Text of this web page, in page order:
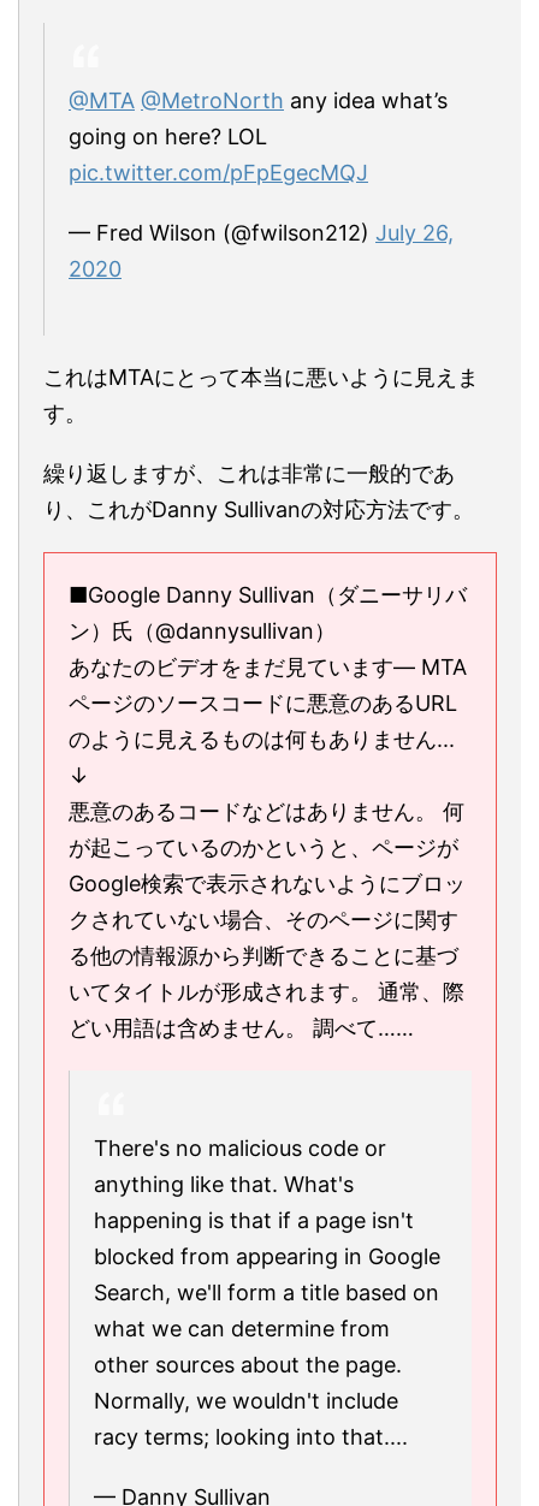
@MTA @MetroNorth any idea what’s
going on here? LOL
pic.twitter.com/pFpEgecMQJ
— Fred Wilson (@fwilson212) July 26,
2020
これはMTAにとって本当に悪いように見えま
す。
繰り返しますが、これは非常に一般的であ
り、これがDanny Sullivanの対応方法です。
■Google Danny Sullivan（ダニーサリバ
ン）氏（@dannysullivan）
あなたのビデオをまだ見ています— MTA
ページのソースコードに悪意のあるURL
のように見えるものは何もありません...
↓
悪意のあるコードなどはありません。 何
が起こっているのかというと、ページが
Google検索で表示されないようにブロッ
クされていない場合、そのページに関す
る他の情報源から判断できることに基づ
いてタイトルが形成されます。 通常、際
どい用語は含めません。 調べて……
There's no malicious code or
anything like that. What's
happening is that if a page isn't
blocked from appearing in Google
Search, we'll form a title based on
what we can determine from
other sources about the page.
Normally, we wouldn't include
racy terms; looking into that....
— Danny Sullivan